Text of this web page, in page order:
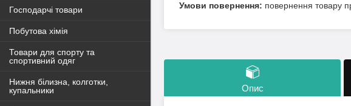
повернення товару
Опис
Господарчі товари
Побутова хімія
Товари для спорту та
спортивний одяг
Нижня білизна, колготки,
купальники